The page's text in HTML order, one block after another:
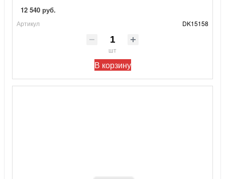
12 540 руб.
Артикул DK15158
шт
В корзину